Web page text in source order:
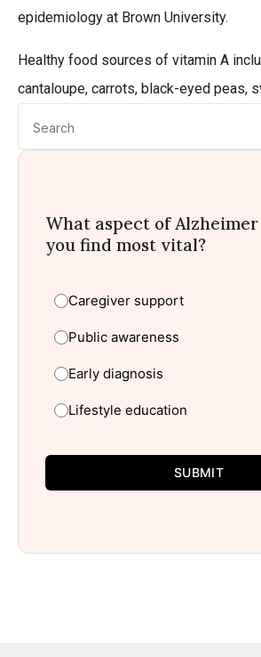
epidemiology at Brown University.
Healthy food sources of vitamin A
cantaloupe, carrots, black-eyed peas,
What aspect of
you find most vital?
Caregiver support
Public awareness
Early diagnosis
Lifestyle education
SUBMIT